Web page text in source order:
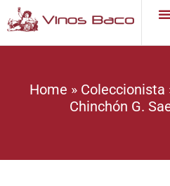
Home » Coleccionista
Chinchón G.